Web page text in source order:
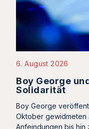
6. August 2026
Boy George
Solidarität
Boy George
Oktober gewidmeten
Anfeindungen bis